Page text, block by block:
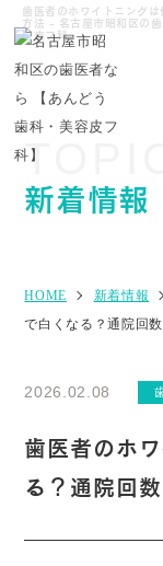
歯医者のホワイトニング
方法 - 名古屋市昭和区の
容皮フ科
新着情報
HOME 新着情報
で白くなる？通院回
2026.02.08
歯医者のホ
る？通院回